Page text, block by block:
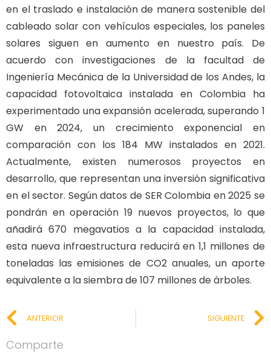
en el traslado e instalación de manera sostenible del
cableado solar con vehículos especiales, los paneles
solares siguen en aumento en nuestro país. De
acuerdo con investigaciones de la facultad de
Ingeniería Mecánica de la Universidad de los Andes, la
capacidad fotovoltaica instalada en Colombia ha
experimentado una expansión acelerada, superando 1
GW en 2024, un crecimiento exponencial en
comparación con los 184 MW instalados en 2021.
Actualmente, existen numerosos proyectos en
desarrollo, que representan una inversión significativa
en el sector. Según datos de SER Colombia en 2025 se
pondrán en operación 19 nuevos proyectos, lo que
añadirá 670 megavatios a la capacidad instalada,
esta nueva infraestructura reducirá en 1,1 millones de
toneladas las emisiones de CO2 anuales, un aporte
equivalente a la siembra de 107 millones de árboles.
ANTERIOR SIGUIENTE
Comparte